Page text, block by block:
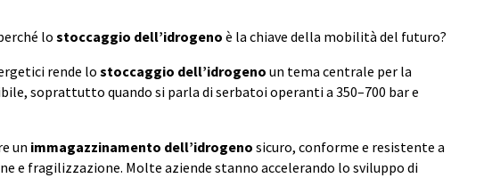
lo stoccaggio dell’idrogeno è la chiave della mobilità del futuro?
rende lostoccaggio dell’idrogeno un tema centrale per la
soprattutto quando si parla di serbatoi operanti a 350–700 bar e
un immagazzinamento dell’idrogeno sicuro, conforme e resistente a
e fragilizzazione. Molte aziende stanno accelerando lo sviluppo di